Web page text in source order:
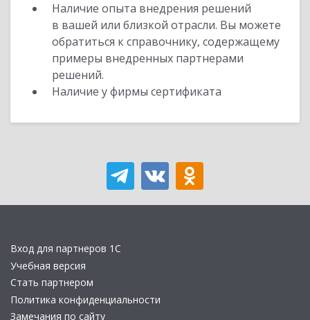
Наличие опыта внедрения решений
в вашей или близкой отрасли. Вы можете
обратиться к справочнику, содержащему
примеры внедренных партнерами
решений.
Наличие у фирмы сертификата
Вход для партнеров 1С
Учебная версия
Стать партнером
Политика конфиденциальности
Замечания по сайту